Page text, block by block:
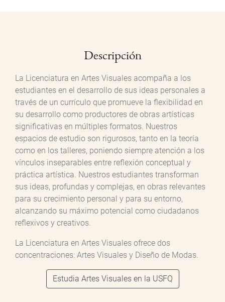
Descripción
La Licenciatura en Artes Visuales acompaña a los
estudiantes en el desarrollo de sus ideas personales a
través de un currículo que promueve la flexibilidad en
su desarrollo como productores de obras artísticas
significativas en múltiples formatos. Nuestros
espacios de estudio son rigurosos, tanto en la teoría
como en los talleres, poniendo siempre atención a los
vínculos inseparables entre reflexión conceptual y
práctica artística. Nuestros estudiantes transforman
sus ideas, profundas y complejas, en obras relevantes
para su crecimiento personal y para su entorno,
alcanzando su máximo potencial como ciudadanos
reflexivos y creativos.
La Licenciatura en Artes Visuales ofrece dos
concentraciones: Artes Visuales y Diseño de Modas.
Estudia Artes Visuales en la USFQ